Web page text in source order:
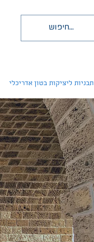
תבניות ליציקות בטון אדריכלי